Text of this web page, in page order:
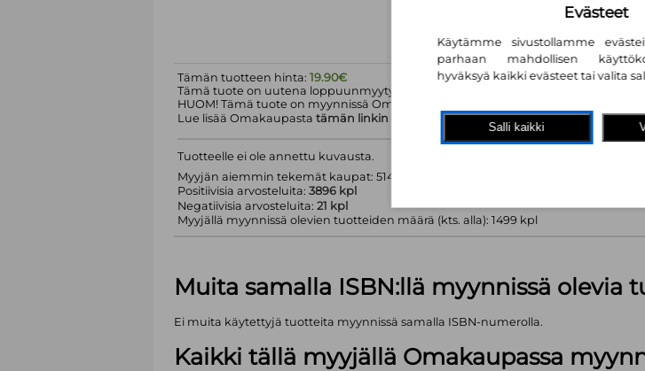
Tämän tuotteen hinta: 19.90€
Tämä tuote on uutena loppuunmyyty.
HUOM! Tämä tuote on myynnissä Omakaupassa
Lue lisää Omakaupasta tämän linkin
Tuotteelle ei ole annettu kuvausta.
Myyjän aiemmin tekemät kaupat: 5143 kpl
Positiivisia arvosteluita: 3896 kpl
Negatiivisia arvosteluita: 21 kpl
Myyjällä myynnissä olevien tuotteiden määrä (kts. alla): 1499 kpl
Muita samalla ISBN:llä myynnissä olevia
Ei muita käytettyjä tuotteita myynnissä samalla ISBN-numerolla.
Kaikki tällä myyjällä Omakaupassa
Evästeet
Käytämme sivustollamme
parhaan mahdollisen
hyväksyä kaikki evästeet tai valita
Salli kaikki